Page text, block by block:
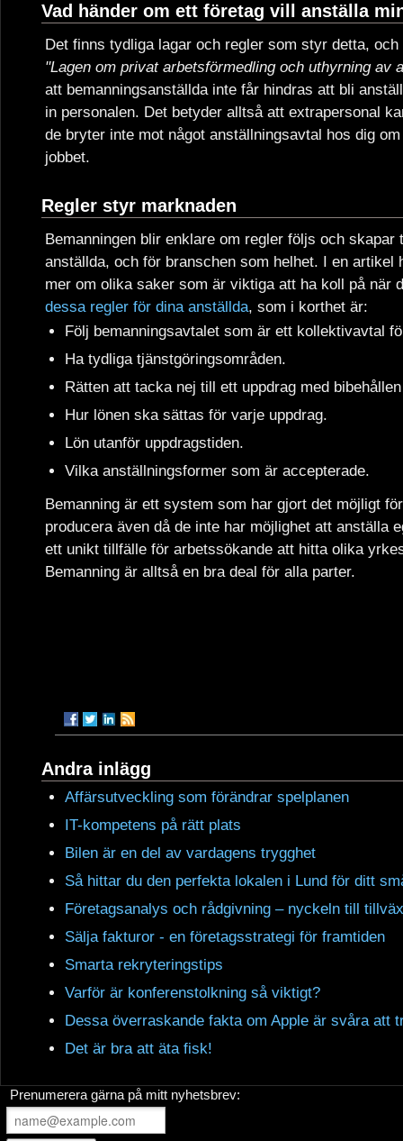
Vad händer om ett företag vill anställa
Det finns tydliga lagar och regler som styr detta,
"Lagen om privat arbetsförmedling och uthyrning av
att bemanningsanställda inte får hindras att bli
in personalen. Det betyder alltså att extrapersonal
de bryter inte mot något anställningsavtal hos dig
jobbet.
Regler styr marknaden
Bemanningen blir enklare om regler följs och skapar
anställda, och för branschen som helhet. I en artikel
mer om olika saker som är viktiga att ha koll på när
dessa regler för dina anställda, som i korthet är:
Följ bemanningsavtalet som är ett kollektivavtal
Ha tydliga tjänstgöringsområden.
Rätten att tacka nej till ett uppdrag med
Hur lönen ska sättas för varje uppdrag.
Lön utanför uppdragstiden.
Vilka anställningsformer som är accepterade.
Bemanning är ett system som har gjort det möjligt
producera även då de inte har möjlighet att anställa
ett unikt tillfälle för arbetssökande att hitta olika
Bemanning är alltså en bra deal för alla parter.
Andra inlägg
Affärsutveckling som förändrar spelplanen
IT-kompetens på rätt plats
Bilen är en del av vardagens trygghet
Så hittar du den perfekta lokalen i Lund för ditt
Företagsanalys och rådgivning – nyckeln till
Sälja fakturor - en företagsstrategi för framtiden
Smarta rekryteringstips
Varför är konferenstolkning så viktigt?
Dessa överraskande fakta om Apple är svåra att
Det är bra att äta fisk!
Prenumerera gärna på mitt nyhetsbrev: